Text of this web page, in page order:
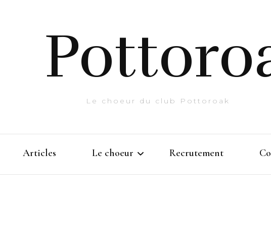
Le choeur du club Pottoroak
Articles Le choeur Recrutement